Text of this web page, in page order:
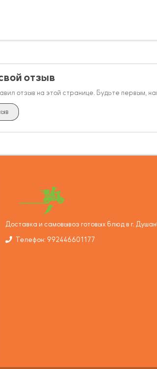
отзыв
отзыв на этой странице. Будьте первым,
Доставка и самовывоз готовых блюд в г.
Телефон: 992446601177